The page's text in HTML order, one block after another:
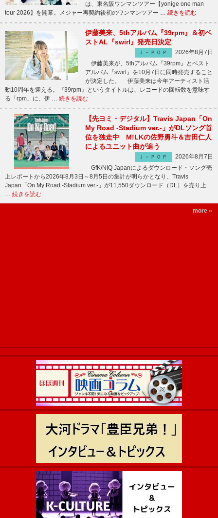
は、東名阪ワンマンツアー【yonige one man
tour 2026】を開幕。メジャー再契約後初のワンマンツアー … 続きを読む
伊藤美来、5thアルバム『39rpm』＆初ベ
ストAL『swirl』発売日決定
Ｊ－ＰＯＰ
2026年8月7日
伊藤美来が、5thアルバム『39rpm』とベスト
アルバム『swirl』を10月7日に同時発売すること
が決定した。 伊藤美来は今年アーティスト活
動10周年を迎える。『39rpm』というタイトルは、レコードの回転数を意味す
る「rpm」に、伊 … 続きを読む
【先ヨミ・デジタル】Travis Japan「On
My Road -Stadium ver.-」がDLソング首
位を独走中 M!LKの佐野勇斗＆吉田仁人
によるユニット曲が追う
Ｊ－ＰＯＰ
2026年8月7日
GfK/NIQ Japanによるダウンロード・ソング売
上レポートから2026年8月3日～8月5日の集計が明らかとなり、Travis
Japan「On My Road -Stadium ver.-」が11,550ダウンロード（DL）を売り上
… 続きを読む
more »